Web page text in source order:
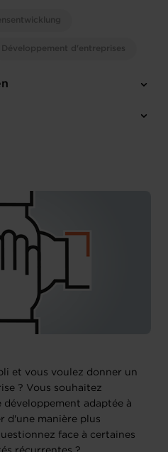
Développement d'entreprises
15 Mai 2023
et vous voulez donner un
? Vous souhaitez
adaptée à
d'une manière plus
face à certaines